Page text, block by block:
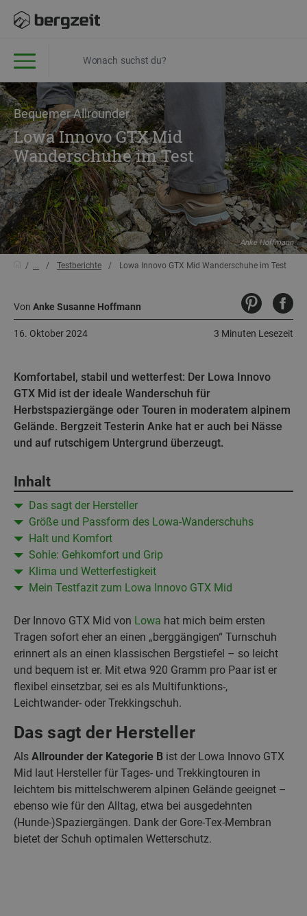
Bequemer Allrounder
Lowa Innovo GTX Mid
Wanderschuhe im Test
Anke Hoffmann
... Testberichte Lowa Innovo GTX Mid Wanderschuhe im Test
Von Anke Susanne Hoffmann
3 Minuten Lesezeit
16. Oktober 2024
Komfortabel, stabil und wetterfest: Der Lowa Innovo
GTX Mid ist der ideale Wanderschuh für
Herbstspaziergänge oder Touren in moderatem alpinem
Gelände. Bergzeit Testerin Anke hat er auch bei Nässe
und auf rutschigem Untergrund überzeugt.
Inhalt
Das sagt der Hersteller
Größe und Passform des Lowa-Wanderschuhs
Halt und Komfort
Sohle: Gehkomfort und Grip
Klima und Wetterfestigkeit
Mein Testfazit zum Lowa Innovo GTX Mid
Der Innovo GTX Mid von Lowa hat mich beim ersten
Tragen sofort eher an einen „berggängigen“ Turnschuh
erinnert als an einen klassischen Bergstiefel – so leicht
und bequem ist er. Mit etwa 920 Gramm pro Paar ist er
flexibel einsetzbar, sei es als Multifunktions-,
Leichtwander- oder Trekkingschuh.
Das sagt der Hersteller
Als Allrounder der Kategorie B ist der Lowa Innovo GTX
Mid laut Hersteller für Tages- und Trekkingtouren in
leichtem bis mittelschwerem alpinen Gelände geeignet –
ebenso wie für den Alltag, etwa bei ausgedehnten
(Hunde-)Spaziergängen. Dank der Gore-Tex-Membran
bietet der Schuh optimalen Wetterschutz.